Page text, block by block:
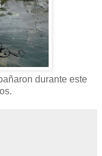
durante este